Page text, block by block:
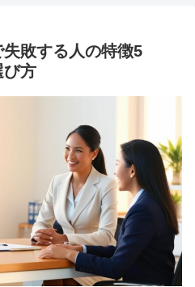
敗する人の特徴5
方